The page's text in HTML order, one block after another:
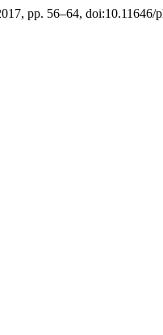
pp. 56–64, doi:10.11646/